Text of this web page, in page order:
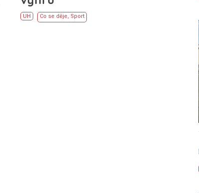
UH Co se děje, Sport